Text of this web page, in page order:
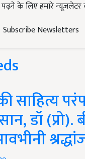
के लिए हमारे न्यूज़लेटर
Subscribe Newsletters
साहित्य
डॉ (प्रो).